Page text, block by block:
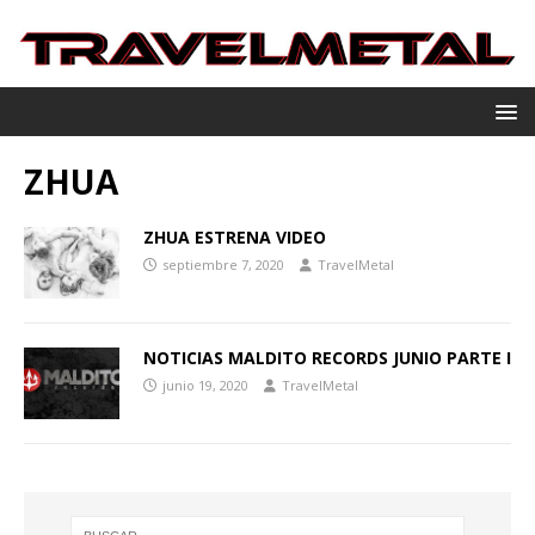
ZHUA
ZHUA ESTRENA VIDEO
septiembre 7, 2020 TravelMetal
NOTICIAS MALDITO RECORDS JUNIO PARTE I
junio 19, 2020 TravelMetal